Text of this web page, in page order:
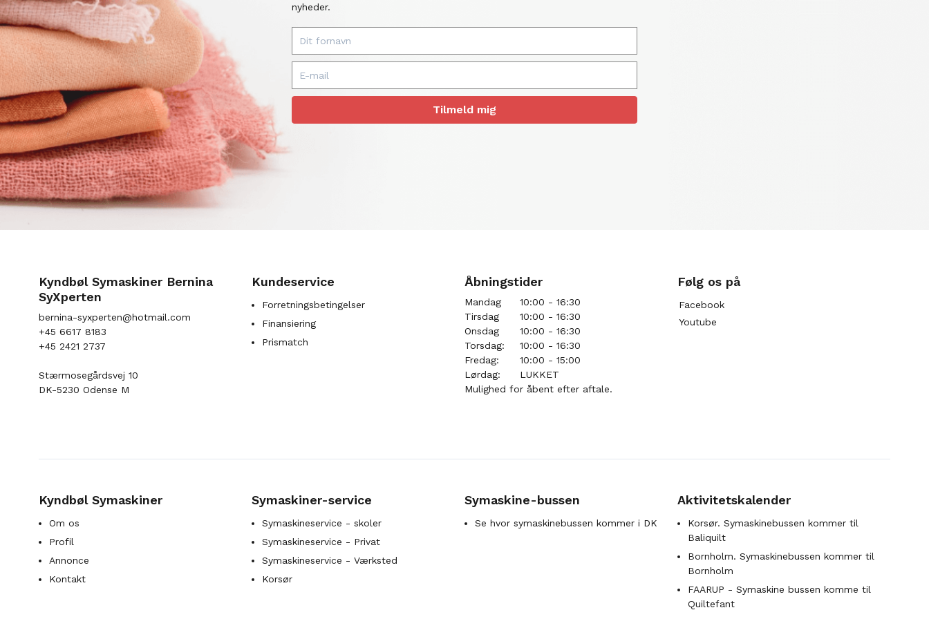
nyheder.
Tilmeld mig
Kyndbøl Symaskiner Bernina
SyXperten
bernina-syxperten@hotmail.com
+45 6617 8183
+45 2421 2737
Stærmosegårdsvej 10
DK-5230 Odense M
Kundeservice
Forretningsbetingelser
Finansiering
Prismatch
Åbningstider
Mandag
10:00 - 16:30
Tirsdag
10:00 - 16:30
Onsdag
10:00 - 16:30
Torsdag:
10:00 - 16:30
Fredag:
10:00 - 15:00
Lørdag:
LUKKET
Mulighed for åbent efter aftale.
Følg os på
Facebook
Youtube
Kyndbøl Symaskiner
Om os
Profil
Annonce
Kontakt
Symaskiner-service
Symaskineservice - skoler
Symaskineservice - Privat
Symaskineservice - Værksted
Korsør
Symaskine-bussen
Se hvor symaskinebussen kommer i DK
Aktivitetskalender
Korsør. Symaskinebussen kommer til
Baliquilt
Bornholm. Symaskinebussen kommer til
Bornholm
FAARUP - Symaskine bussen komme til
Quiltefant